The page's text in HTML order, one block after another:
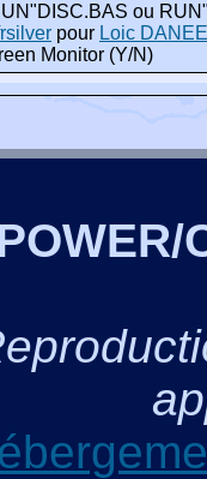
ou
pour Loic
Monitor (Y/N)